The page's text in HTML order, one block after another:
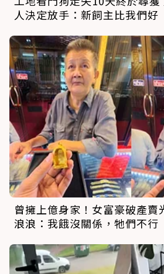
人決定放手：新飼主比我們好
曾擁上億身家！女富豪破產賣
浪浪：我餓沒關係，牠們不行